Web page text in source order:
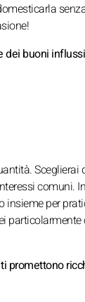
dei buoni
comuni.
per
promettono